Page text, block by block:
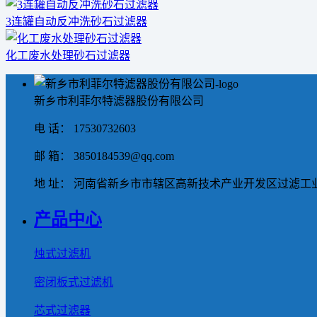
3连罐自动反冲洗砂石过滤器
化工废水处理砂石过滤器
新乡市利菲尔特滤器股份有限公司
电 话： 17530732603
邮 箱： 3850184539@qq.com
地 址： 河南省新乡市市辖区高新技术产业开发区过滤工
产品中心
烛式过滤机
密闭板式过滤机
芯式过滤器